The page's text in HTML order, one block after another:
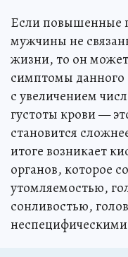
Если повышенные
мужчины не
жизни, то он
симптомы данного
с увеличением
густоты крови —
становится
итоге возникает
органов, которое
утомляемостью,
сонливостью,